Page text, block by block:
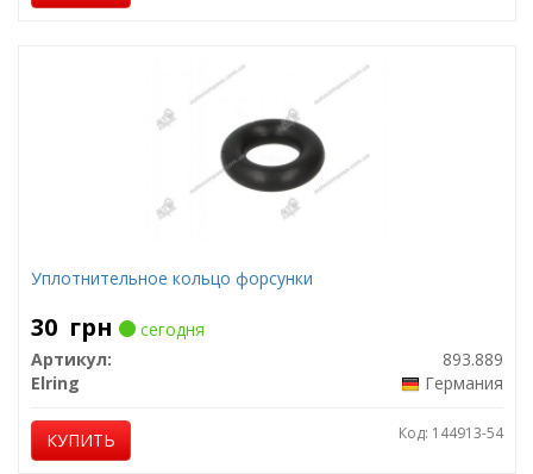
Уплотнительное кольцо форсунки
30 грн
сегодня
Артикул:
893.889
Elring
Германия
КУПИТЬ Код: 144913-54